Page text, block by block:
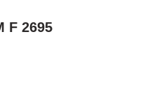
F 2695